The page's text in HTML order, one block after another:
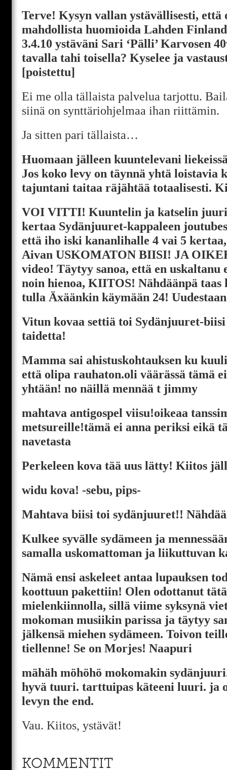
Terve! Kysyn vallan ystävällisesti,
mahdollista huomioida Lahden
3.4.10 ystäväni Sari ‘Pälli’ Karvosen
tavalla tahi toisella? Kyselee ja
[poistettu]
Ei me olla tällaista palvelua tarjottu.
siinä on synttäriohjelmaa ihan riittämin.
Ja sitten pari tällaista…
Huomaan jälleen kuuntelevani
Jos koko levy on täynnä yhtä loistavia
tajuntani taitaa räjähtää totaalisesti.
VOI VITTI! Kuuntelin ja katselin juuri
kertaa Sydänjuuret-kappaleen
että iho iski kananlihalle 4 vai 5
Aivan USKOMATON BIISI! JA
video! Täytyy sanoa, että en uskaltanu
noin hienoa, KIITOS! Nähdäänpä taas
tulla Äxäänkin käymään 24!
Vitun kovaa settiä toi Sydänjuuret-
taidetta!
Mamma sai ahistuskohtauksen ku
että olipa rauhaton.oli väärässä tämä
yhtään! no näillä mennää t jimmy
mahtava antigospel viisu!oikeaa
metsureille!tämä ei anna periksi eikä
navetasta
Perkeleen kova tää uus lätty! Kiitos
widu kova! -sebu, pips-
Mahtava biisi toi sydänjuuret!!
Kulkee syvälle sydämeen ja
samalla uskomattoman ja liikuttuvan
Nämä ensi askeleet antaa lupauksen
koottuun pakettiin! Olen odottanut
mielenkiinnolla, sillä viime syksynä
mokoman musiikin parissa ja täytyy
jälkensä miehen sydämeen. Toivon
tiellenne! Se on Morjes! Naapuri
mähäh möhöhö mokomakin
hyvä tuuri. tarttuipas käteeni luuri. ja
levyn the end.
Vau. Kiitos, ystävät!
KOMMENTIT